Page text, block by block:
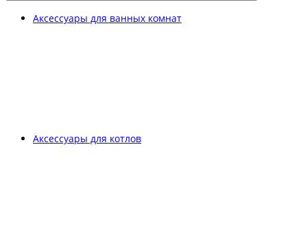
Аксессуары для ванных комнат
Аксессуары для котлов